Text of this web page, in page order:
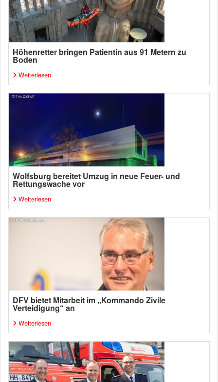
Höhenretter bringen Patientin aus 91 Metern zu
Boden
Weiterlesen
Wolfsburg bereitet Umzug in neue Feuer- und
Rettungswache vor
Weiterlesen
DFV bietet Mitarbeit im „Kommando Zivile
Verteidigung“ an
Weiterlesen